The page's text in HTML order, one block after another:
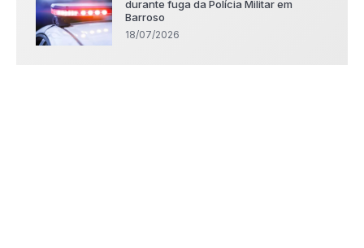
durante fuga da Polícia Militar em
Barroso
18/07/2026